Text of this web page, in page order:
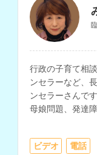
行政の子育て相
ンセラーなど、
ンセラーさんで
母娘問題、発達
講師経験もお持
なお悩みに対す
ビデオ 電話